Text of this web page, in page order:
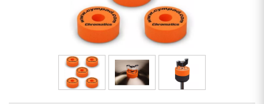
Hoofdtelefoon